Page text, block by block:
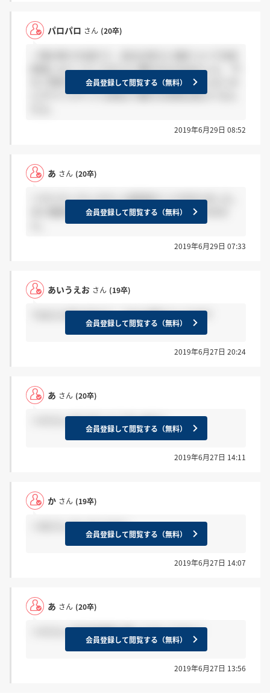
パロパロ さん (20卒)
辞退しないってこれ以上に愚行なものはないよ。 今
のご時世で地銀側がマウント取れる立場じゃないの
にオワハラやってる時点で御行の将来は見えてるん
会員登録して閲覧する（無料）
2019年6月29日 08:52
あ さん (20卒)
＞モヒカンさん わたしは辞退のことを伝えました。
また電話かけると言われましたがかかってきませ
会員登録して閲覧する（無料）
2019年6月29日 07:33
あいうえお さん (19卒)
てめえら早すぎだろ！ おれは落ちたんだが!?
会員登録して閲覧する（無料）
2019年6月27日 20:24
あ さん (20卒)
＞かさん ありがとうございます！
会員登録して閲覧する（無料）
2019年6月27日 14:11
か さん (19卒)
＞あさん はいそうです！
会員登録して閲覧する（無料）
2019年6月27日 14:07
あ さん (20卒)
＞かさん 内定承諾書を書いたあとですか？
会員登録して閲覧する（無料）
2019年6月27日 13:56